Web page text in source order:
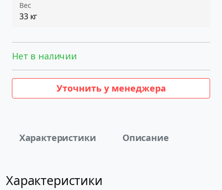
Вес
33 кг
Нет в наличии
Уточнить у менеджера
Характеристики Описание
Характеристики